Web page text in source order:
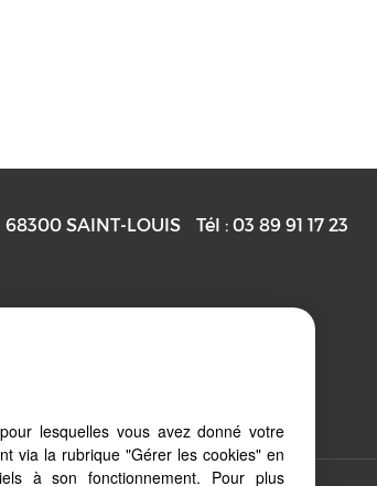
68300 SAINT-LOUIS Tél :03 89 91 17 23
lesquelles vous avez donné votre
via la rubrique "Gérer les cookies" en
à son fonctionnement. Pour plus